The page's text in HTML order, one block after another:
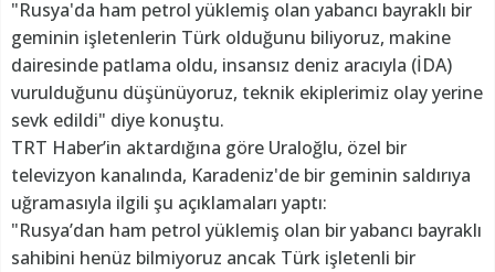
"Rusya'da ham petrol yüklemiş olan yabancı bayraklı bir
geminin işletenlerin Türk olduğunu biliyoruz, makine
dairesinde patlama oldu, insansız deniz aracıyla (İDA)
vurulduğunu düşünüyoruz, teknik ekiplerimiz olay yerine
sevk edildi" diye konuştu.
TRT Haber’in aktardığına göre Uraloğlu, özel bir
televizyon kanalında, Karadeniz'de bir geminin saldırıya
uğramasıyla ilgili şu açıklamaları yaptı:
"Rusya’dan ham petrol yüklemiş olan bir yabancı bayraklı
sahibini henüz bilmiyoruz ancak Türk işletenli bir